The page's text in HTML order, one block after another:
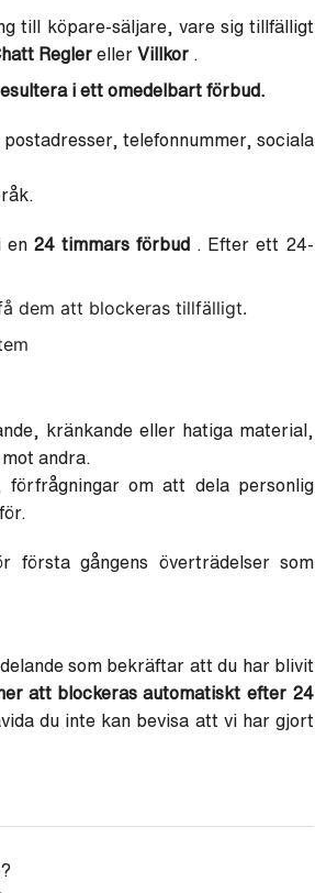
till köpare-säljare, vare sig tillfälligt
Regler eller Villkor
i ett omedelbart förbud.
telefonnummer, sociala
en24 timmars förbud
Efter ett 24-
dem att blockeras tillfälligt.
kränkande eller hatiga material,
andra.
förfrågningar om att dela personlig
första gångens överträdelser som
som bekräftar att du har blivit
att blockeras automatiskt efter 24
du inte kan bevisa att vi har gjort